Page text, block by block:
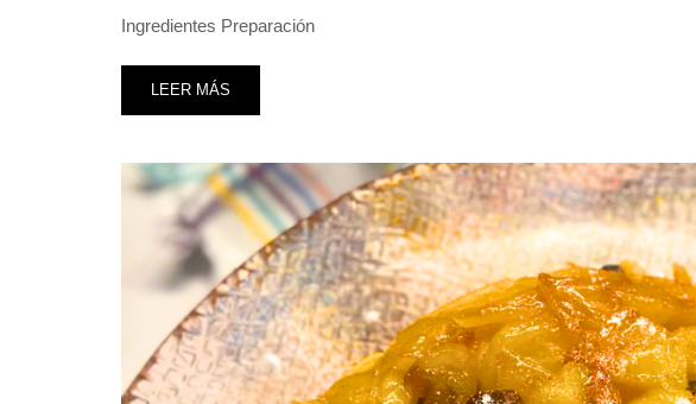
Ingredientes Preparación
LEER MÁS